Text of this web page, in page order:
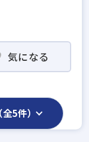
気になる
全5件）